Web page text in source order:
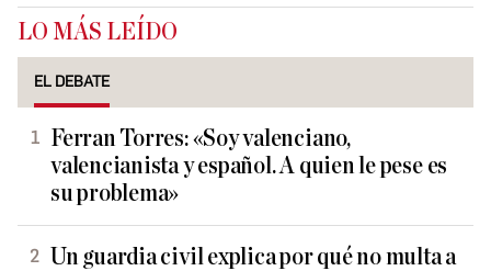
LO MÁS LEÍDO
EL DEBATE
Ferran Torres: «Soy valenciano,
valencianista y español. A quien le pese es
su problema»
Un guardia civil explica por qué no multa a